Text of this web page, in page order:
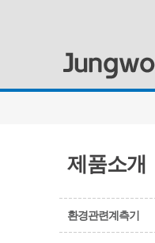
제품소개
환경관련계측기